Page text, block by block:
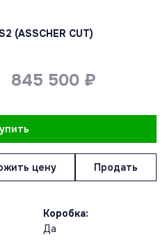
(ASSCHER CUT)
845 500 ₽
цену Продать
Коробка:
Да